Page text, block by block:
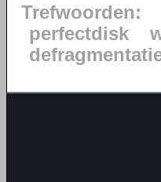
Trefwoorden:
perfectdisk